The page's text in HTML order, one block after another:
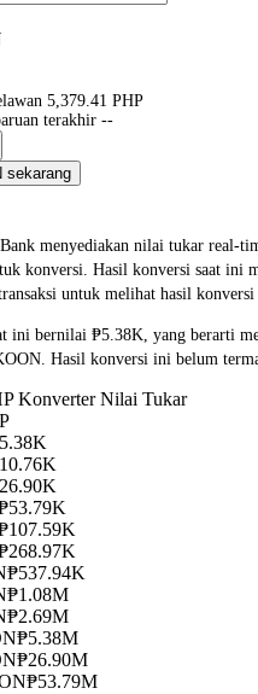
5,379.41 PHP
terakhir --
sekarang
menyediakan nilai tukar real-
konversi. Hasil konversi saat ini
untuk melihat hasil konversi
ini bernilai ₱5.38K, yang berarti
Hasil konversi ini belum
Konverter Nilai Tukar
₱537.94K
₱1.08M
₱2.69M
₱5.38M
₱26.90M
₱53.79M